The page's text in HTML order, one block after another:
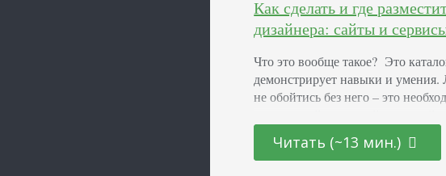
Как сделать и где
дизайнера: сайты и
Что это вообще такое? Это
демонстрирует навыки и
не обойтись без него – это
работодателей. Список
демонстрировать талант,
Читать (~13 мин.)